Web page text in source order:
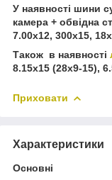
У наявності шини
камера + обвідна
7.00х12, 300х15,
Також в наявності
8.15х15 (28х9-15),
Приховати
Характеристики
Основні